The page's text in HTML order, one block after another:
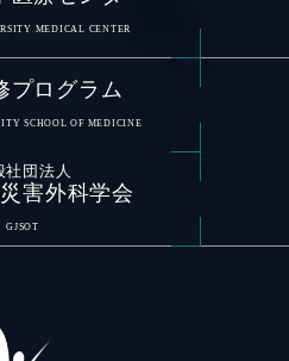
MEDICAL CENTER
プログラム
SCHOOL OF MEDICINE
社団法人
害外科学会
GJSOT